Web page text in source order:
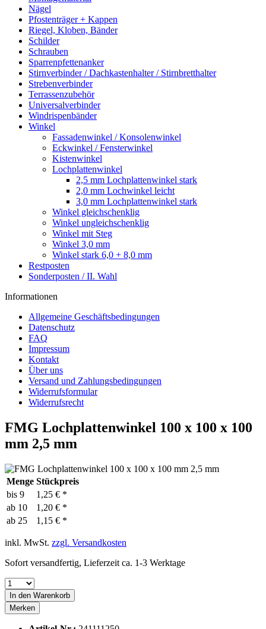
Nägel
Pfostenträger + Kappen
Riegel, Kloben, Bänder
Schilder
Schrauben
Sparrenpfettenanker
Stirnverbinder / Dachkastenhalter / Stirnbretthalter
Strebenverbinder
Terrassenzubehör
Universalverbinder
Windrispenbänder
Winkel
Fassadenwinkel / Konsolenwinkel
Eckwinkel / Fensterwinkel
Kistenwinkel
Lochplattenwinkel
2,5 mm Lochplattenwinkel stark
2,0 mm Lochwinkel leicht
3,0 mm Lochplattenwinkel stark
Winkel gleichschenklig
Winkel ungleichschenklig
Winkel mit Steg
Winkel 3,0 mm
Winkel stark 6,0 + 8,0 mm
Restposten
Sonderposten / II. Wahl
Informationen
Allgemeine Geschäftsbedingungen
Datenschutz
FAQ
Impressum
Kontakt
Über uns
Versand und Zahlungsbedingungen
Widerrufsformular
Widerrufsrecht
FMG Lochplattenwinkel 100 x 100 x 100
mm 2,5 mm
Menge Stückpreis
bis 9
1,25 € *
ab 10
1,20 € *
ab 25 1,15 € *
inkl. MwSt. zzgl. Versandkosten
Sofort versandfertig, Lieferzeit ca. 1-3 Werktage
In den Warenkorb
Merken